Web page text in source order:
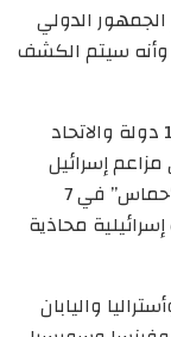
الدولي
وأنه سيتم الكشف
ومنذ 26 يناير/ كانون الثاني الجاري، قررت 18 دولة والاتحاد
مزاعم إسرائيل
بمشاركة 12 من موظفي الوكالة بهجوم “حماس” في 7
مستوطنات إسرائيلية محاذية
واليابان